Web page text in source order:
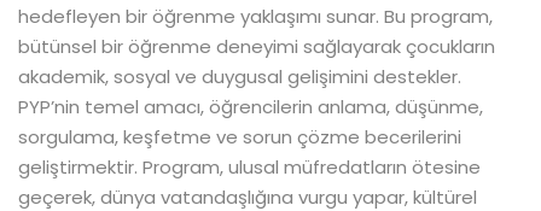
hedefleyen bir öğrenme yaklaşımı sunar. Bu program,
bütünsel bir öğrenme deneyimi sağlayarak çocukların
akademik, sosyal ve duygusal gelişimini destekler.
PYP’nin temel amacı, öğrencilerin anlama, düşünme,
sorgulama, keşfetme ve sorun çözme becerilerini
geliştirmektir. Program, ulusal müfredatların ötesine
geçerek, dünya vatandaşlığına vurgu yapar, kültürel